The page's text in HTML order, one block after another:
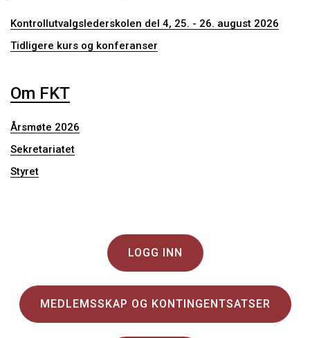
Kontrollutvalgslederskolen del 4, 25. - 26. august 2026
Tidligere kurs og konferanser
Om FKT
Årsmøte 2026
Sekretariatet
Styret
LOGG INN
MEDLEMSSKAP OG KONTINGENTSATSER